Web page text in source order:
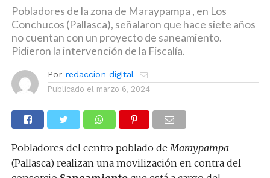
Pobladores de la zona de Maraypampa , en Los
Conchucos (Pallasca), señalaron que hace siete años
no cuentan con un proyecto de saneamiento.
Pidieron la intervención de la Fiscalía.
Por redaccion digital
Publicado el marzo 6, 2024
Pobladores del centro poblado de Maraypampa
(Pallasca) realizan una movilización en contra del